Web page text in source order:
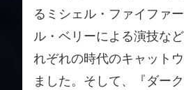
るミシェル・ファイファ
ル・ベリーによる演技な
れぞれの時代のキャット
ました。そして、『ダー